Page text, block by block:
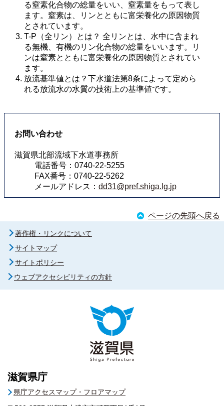
る窒素化合物の総量をいい、窒素量をもって表し
ます。窒素は、リンとともに富栄養化の原因物質
とされています。
T-P（全リン）とは？ 全リンとは、水中に含まれ
る無機、有機のリン化合物の総量をいいます。リ
ンは窒素とともに富栄養化の原因物質とされてい
ます。
放流基準値とは？下水道法第8条によって定めら
れる放流水の水質の技術上の基準値です。
お問い合わせ
滋賀県北部流域下水道事務所
電話番号：0740-22-5255
FAX番号：0740-22-5262
メールアドレス： dd31@pref.shiga.lg.jp
ページの先頭へ戻る
著作権・リンクについて
サイトマップ
サイトポリシー
ウェブアクセシビリティの方針
滋賀県庁
県庁アクセスマップ・フロアマップ